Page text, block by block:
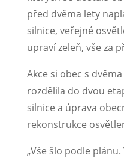
před dvěma lety
silnice, veřejné
upraví zeleň, vše za
Akce si obec s
rozdělila do dvou
silnice a úprava
rekonstrukce
„Vše šlo podle